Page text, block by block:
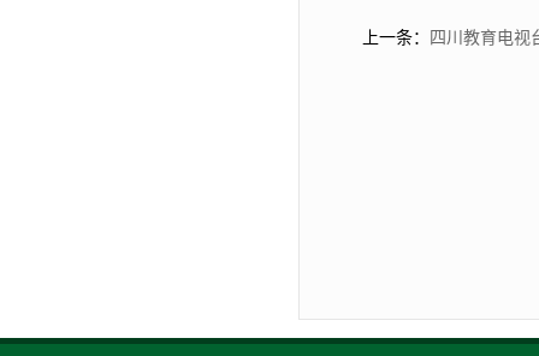
上一条： 四川教育电视